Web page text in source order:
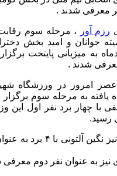
معرفی شدند .
رزم آور
، مرحله سوم
جوانان و امید بخش
به میزبانی پایتخت
شدند .
امروز در ورزشگاه شهید
یافته به مرحله سوم
با چهار برد نفر اول این
رسید.
در وزن ۵۹ – کیلوگرم نیز
نیز به عنوان نفر دوم